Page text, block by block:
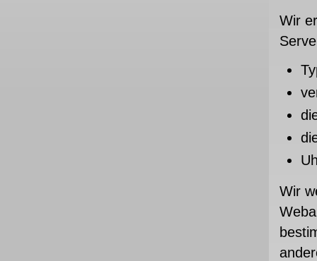
Wir
Wir